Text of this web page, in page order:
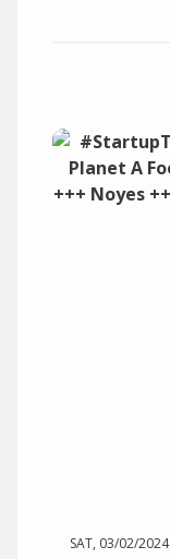
SAT, 03/02/2024